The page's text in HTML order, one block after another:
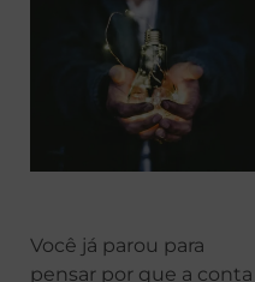
Você já parou para
pensar por que a conta